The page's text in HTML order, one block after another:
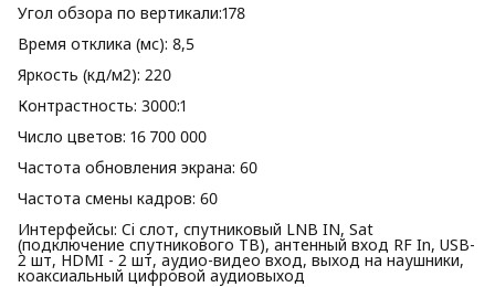
Угол обзора по вертикали:178
Время отклика (мс): 8,5
Яркость (кд/м2): 220
Контрастность: 3000:1
Число цветов: 16 700 000
Частота обновления экрана: 60
Частота смены кадров: 60
Интерфейсы: Ci слот, спутниковый LNB IN, Sat
(подключение спутникового ТВ), антенный вход RF In, USB-
2 шт, HDMI - 2 шт, аудио-видео вход, выход на наушники,
коаксиальный цифровой аудиовыход